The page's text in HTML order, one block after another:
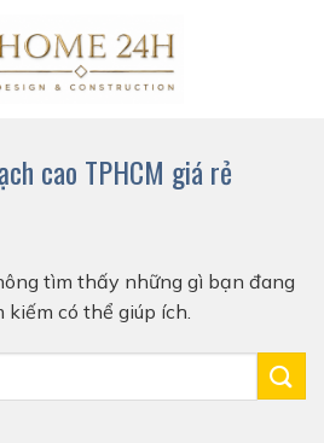
cao TPHCM giá rẻ
tìm thấy những gì bạn đang
kiếm có thể giúp ích.